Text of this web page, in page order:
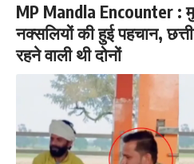
MP Mandla Encounter :
नक्सलियों की हुई पहचान,
रहने वाली थी दोनों